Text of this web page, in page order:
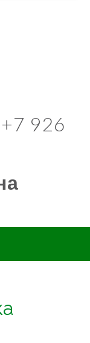
+7 926